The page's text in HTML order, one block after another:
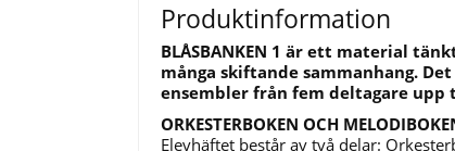
Produktinformation
BLÅSBANKEN 1 är ett material
många skiftande sammanhang.
ensembler från fem deltagare
ORKESTERBOKEN OCH
Elevhäftet består av två delar: